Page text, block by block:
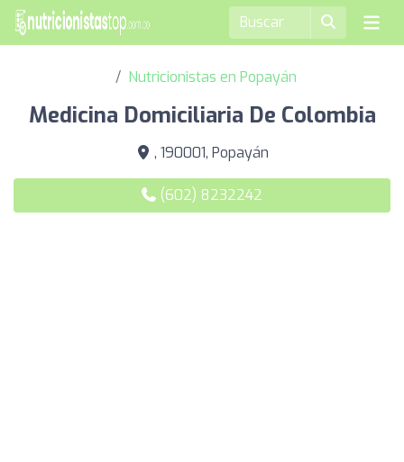
Nutricionistas en Popayán
Medicina Domiciliaria De Colombia
, 190001, Popayán
(602) 8232242